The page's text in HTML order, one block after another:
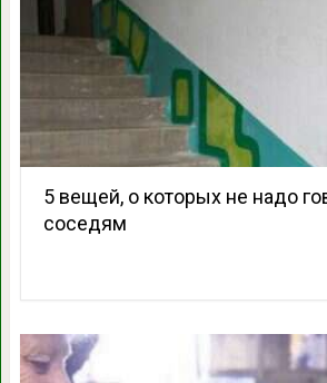
5 вещей, о которых не надо
соседям